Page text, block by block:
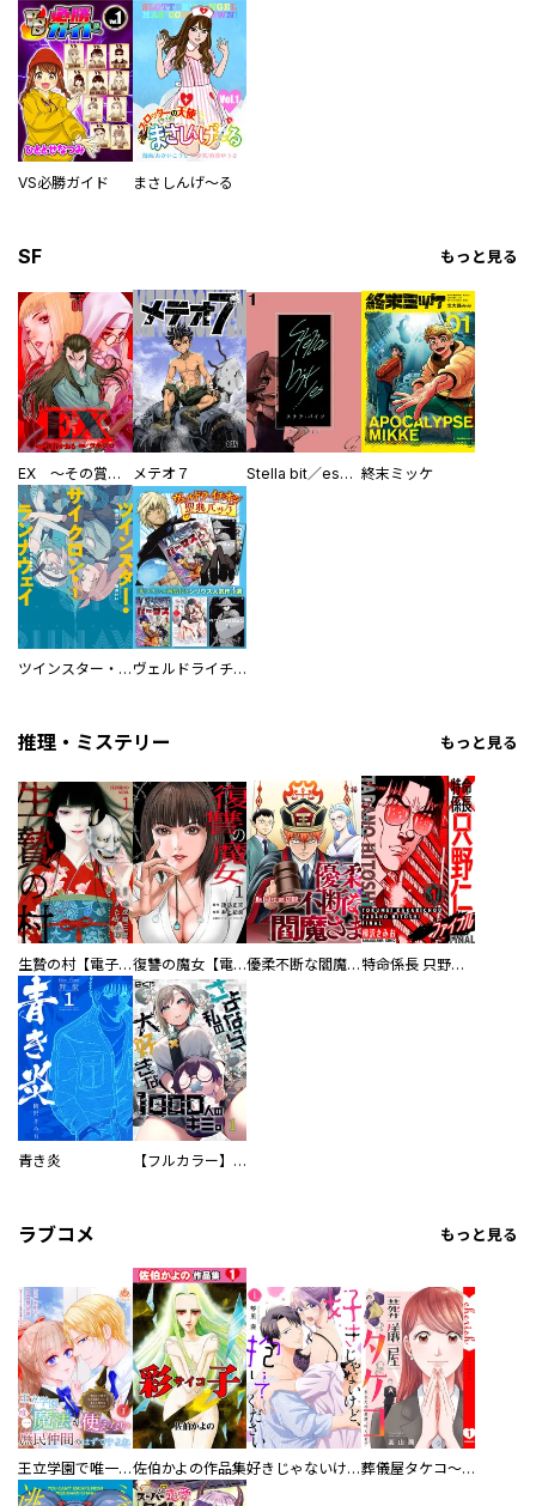
VS必勝ガイド まさしんげ～る
SF もっと見る
EX ～その賞金稼ぎは、世界の出口を探す～【単行本版】 メテオ７ Stella bit／es【単話版】 終末ミッケ
ツインスター・サイクロン・ランナウェイ ヴェルドライチオシ聖典パック 『転スラ』ミニ画集付き シリウス人気作３選
推理・ミステリー もっと見る
生贄の村【電子単行本版】 復讐の魔女【電子単行本版】 優柔不断な閻魔さま 特命係長 只野仁ファイナル 愛蔵版
青き炎 【フルカラー】さよなら、私の大好きな１０００人のキミ。
ラブコメ もっと見る
王立学園で唯一魔法が使えない庶民仲間のはずですよね～実は王子様で私を溺愛しているなんて告白はやめてください～佐伯かよの作品集 好きじゃないけど、抱いてください【電子単行本版／特典おまけ付き】 葬儀屋タケコ～あなたの最期、叶えます【電子単行本版】